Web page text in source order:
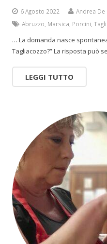
6 Agosto 2022 Andrea De
Abruzzo Marsica Porcini
… La domanda nasce
Tagliacozzo?” La risposta può
LEGGI TUTTO